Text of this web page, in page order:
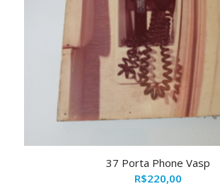
37 Porta Phone Vasp
R$220,00